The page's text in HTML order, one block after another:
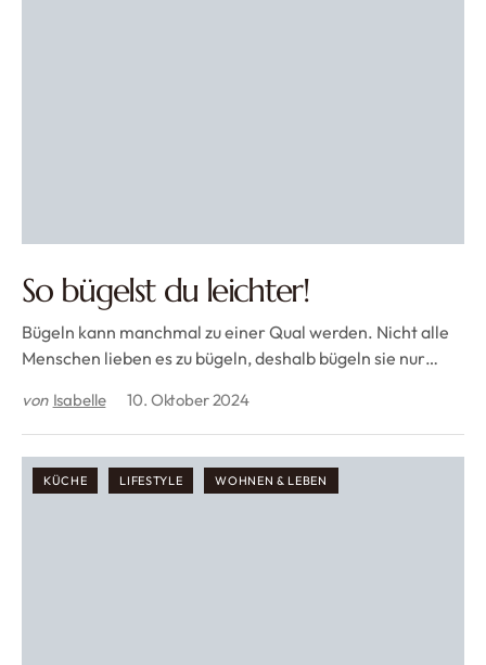
So bügelst du leichter!
Bügeln kann manchmal zu einer Qual werden. Nicht alle
Menschen lieben es zu bügeln, deshalb bügeln sie nur…
von Isabelle 10. Oktober 2024
KÜCHE LIFESTYLE WOHNEN & LEBEN